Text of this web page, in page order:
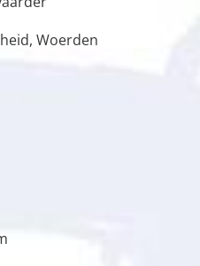
Woerden